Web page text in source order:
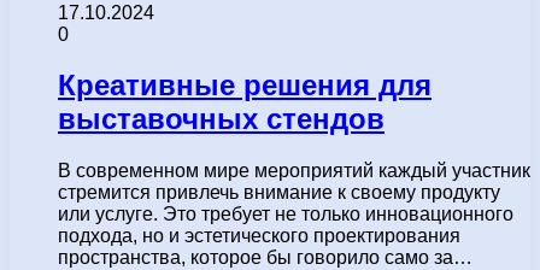
17.10.2024
0
Креативные решения для
выставочных стендов
В современном мире мероприятий каждый участник
стремится привлечь внимание к своему продукту
или услуге. Это требует не только инновационного
подхода, но и эстетического проектирования
пространства, которое бы говорило само за…